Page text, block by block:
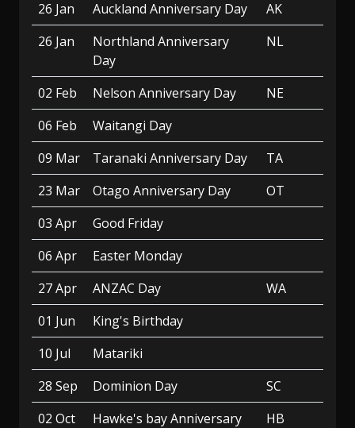
26 Jan Auckland Anniversary Day
AK
26 Jan
Northland Anniversary
Day
NL
02 Feb Nelson Anniversary Day
NE
06 Feb
Waitangi Day
09 Mar
Taranaki Anniversary Day
TA
23 Mar
Otago Anniversary Day
OT
03 Apr
Good Friday
06 Apr
Easter Monday
27 Apr
ANZAC Day
WA
01 Jun
King's Birthday
10 Jul
Matariki
28 Sep
Dominion Day
SC
02 Oct
Hawke's bay Anniversary
HB